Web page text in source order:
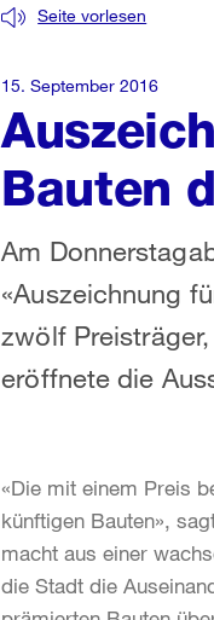
Bauten
Seite vorlesen
Am
«Auszeichnung
zwölf
eröffnete die
15. September 2016
«Die mit einem Preis
künftigen Bauten»,
macht aus einer
die Stadt die